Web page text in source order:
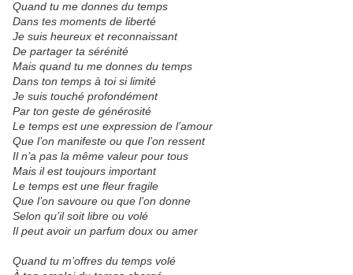
Quand tu me donnes du temps
Dans tes moments de liberté
Je suis heureux et reconnaissant
De partager ta sérénité
Mais quand tu me donnes du temps
Dans ton temps à toi si limité
Je suis touché profondément
Par ton geste de générosité
Le temps est une expression de l’amour
Que l’on manifeste ou que l’on ressent
Il n’a pas la même valeur pour tous
Mais il est toujours important
Le temps est une fleur fragile
Que l’on savoure ou que l’on donne
Selon qu’il soit libre ou volé
Il peut avoir un parfum doux ou amer
Quand tu m’offres du temps volé